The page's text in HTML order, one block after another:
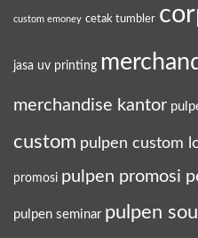
custom emoney cetak tumbler
jasa uv printing
merchandise kantor
custom pulpen custom
promosi pulpen promosi
pulpen seminar pulpen